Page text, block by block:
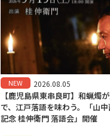
NEW 2026.08.05
【鹿児島県東串良町】和蝋燭
で、江戸落語を味わう。「山
記念 桂伸衛門 落語会」開催